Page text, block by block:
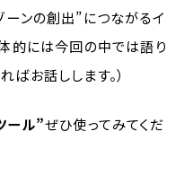
ーンの創出”につながるイ
体的には今回の中では語り
お話しします。）
ール”ぜひ使ってみてくだ